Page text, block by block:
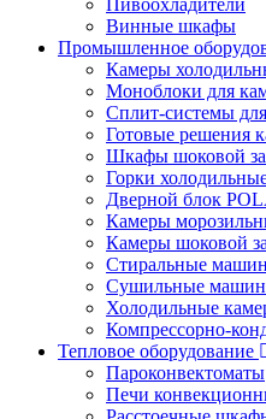
Пивоохладители
Винные шкафы
Промышленное
Камеры
Моноблоки для
Сплит-системы
Готовые решения
Шкафы шоковой
Горки
Дверной блок
Камеры
Камеры шоковой
Стиральные
Сушильные
Холодильные
Компрессорно-
Тепловое оборудование
Пароконвектоматы
Печи